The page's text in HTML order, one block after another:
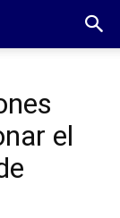
el